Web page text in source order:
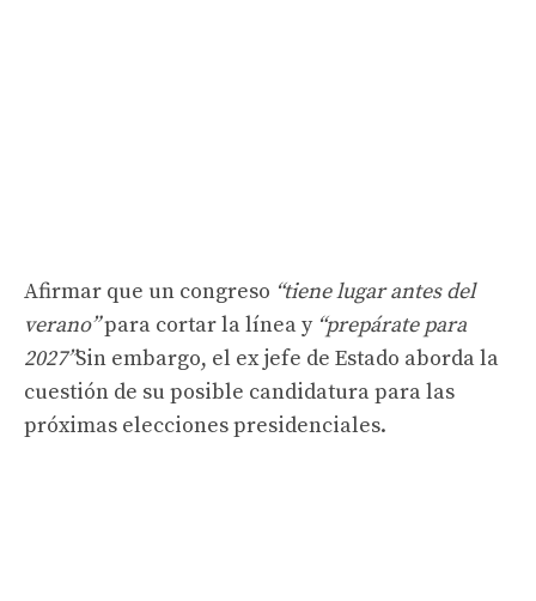
Afirmar que un congreso “tiene lugar antes del
verano”para cortar la línea y “prepárate para
2027”Sin embargo, el ex jefe de Estado aborda la
cuestión de su posible candidatura para las
próximas elecciones presidenciales.